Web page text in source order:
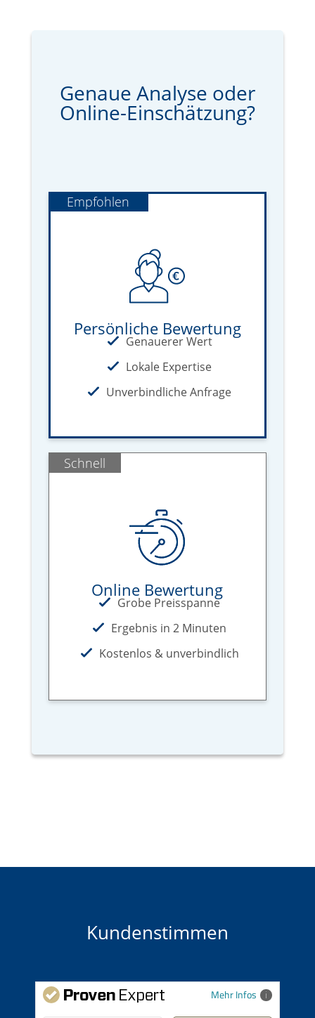
Genaue Analyse oder
Online-Einschätzung?
Empfohlen
Persönliche Bewertung
Genauerer Wert
Lokale Expertise
Unverbindliche Anfrage
Schnell
Online Bewertung
Grobe Preisspanne
Ergebnis in 2 Minuten
Kostenlos & unverbindlich
Kundenstimmen
Mehr Infos